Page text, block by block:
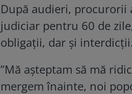
După audieri, procurorii
judiciar pentru 60 de
obligații, dar și interdicții.
”Mă așteptam să mă
mergem înainte, noi